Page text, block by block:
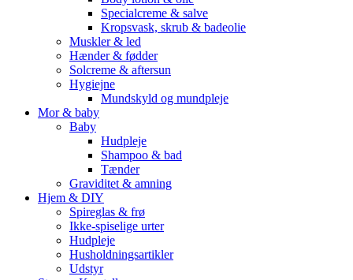
Specialcreme & salve
Kropsvask, skrub & badeolie
Muskler & led
Hænder & fødder
Solcreme & aftersun
Hygiejne
Mundskyld og mundpleje
Mor & baby
Baby
Hudpleje
Shampoo & bad
Tænder
Graviditet & amning
Hjem & DIY
Spireglas & frø
Ikke-spiselige urter
Hudpleje
Husholdningsartikler
Udstyr